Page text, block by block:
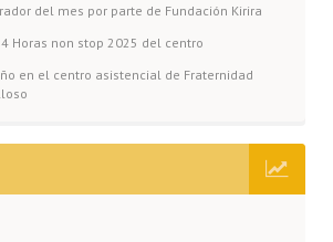
del mes por parte de Fundación Kirira
Horas non stop 2025 del centro
en el centro asistencial de Fraternidad